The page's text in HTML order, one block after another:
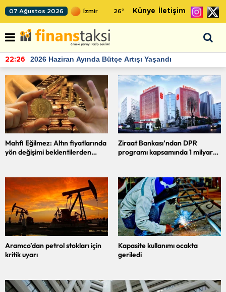
07 Ağustos 2026 26° Künye İletişim
22:24 TCMB'nin rezervlerinde artan momentum devam ediyor
Mahfi Eğilmez: Altın fiyatlarında
yön değişimi beklentilerden
Ziraat Bankası’ndan DPR
programı kapsamında 1 milyar
Aramco’dan petrol stokları için
kritik uyarı
Kapasite kullanımı ocakta
geriledi